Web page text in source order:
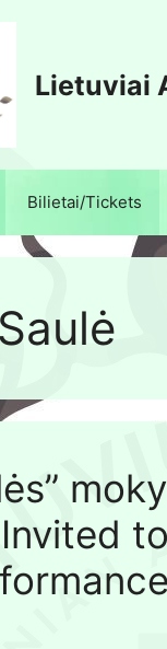
Lietuviai
Bilietai/Tickets